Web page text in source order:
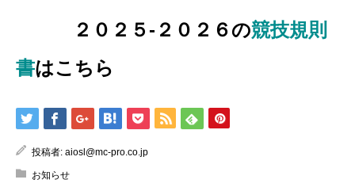
２０２５-２０２６の競技規則
書はこちら
投稿者: aiosl@mc-pro.co.jp
お知らせ